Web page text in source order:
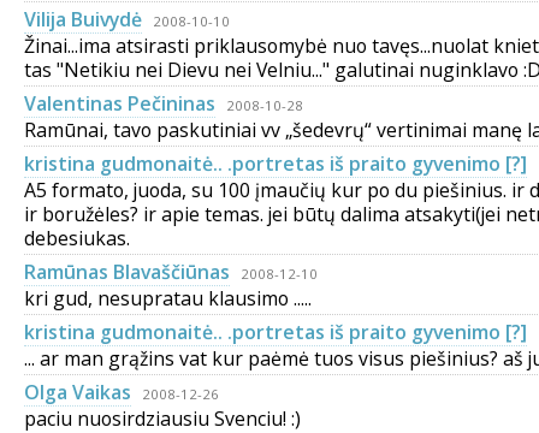
Vilija Buivydė
2008-10-10
Žinai...ima atsirasti priklausomybė nuo tavęs...nuolat
tas "Netikiu nei Dievu nei Velniu..." galutinai nuginklavo
Valentinas Pečininas
2008-10-28
Ramūnai, tavo paskutiniai vv „šedevrų“ vertinimai manę
kristina gudmonaitė.. .portretas iš praito gyvenimo [?]
A5 formato, juoda, su 100 įmaučių kur po du piešinius. ir
ir boružėles? ir apie temas. jei būtų dalima atsakyti(jei
debesiukas.
Ramūnas Blavaščiūnas
2008-12-10
kri gud, nesupratau klausimo .....
kristina gudmonaitė.. .portretas iš praito gyvenimo [?]
... ar man grąžins vat kur paėmė tuos visus piešinius? aš
Olga Vaikas
2008-12-26
paciu nuosirdziausiu Svenciu! :)